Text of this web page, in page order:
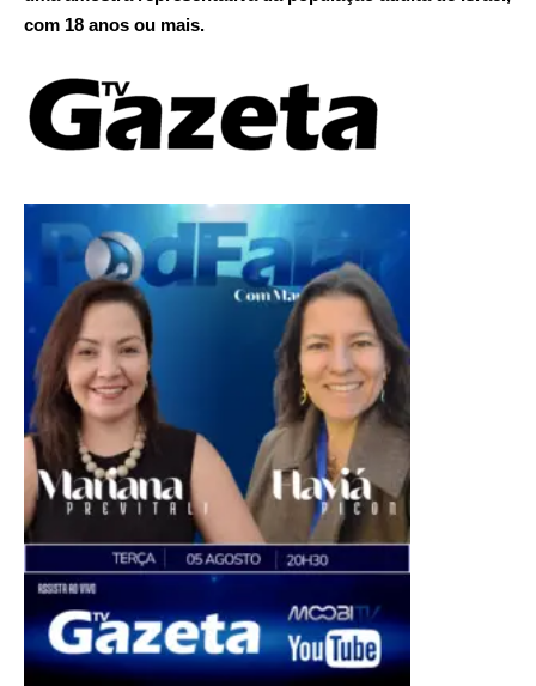
com 18 anos ou mais.